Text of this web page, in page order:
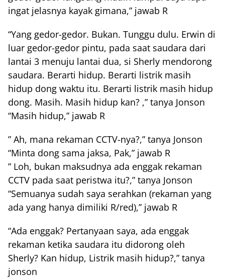
ingat jelasnya kayak gimana,” jawab R
“Yang gedor-gedor. Bukan. Tunggu dulu. Erwin di
luar gedor-gedor pintu, pada saat saudara dari
lantai 3 menuju lantai dua, si Sherly mendorong
saudara. Berarti hidup. Berarti listrik masih
hidup dong waktu itu. Berarti listrik masih hidup
dong. Masih. Masih hidup kan? ,” tanya Jonson
“Masih hidup,” jawab R
” Ah, mana rekaman CCTV-nya?,” tanya Jonson
“Minta dong sama jaksa, Pak,” jawab R
” Loh, bukan maksudnya ada enggak rekaman
CCTV pada saat peristwa itu?,” tanya Jonson
“Semuanya sudah saya serahkan (rekaman yang
ada yang hanya dimiliki R/red),” jawab R
“Ada enggak? Pertanyaan saya, ada enggak
rekaman ketika saudara itu didorong oleh
Sherly? Kan hidup, Listrik masih hidup?,” tanya
jonson